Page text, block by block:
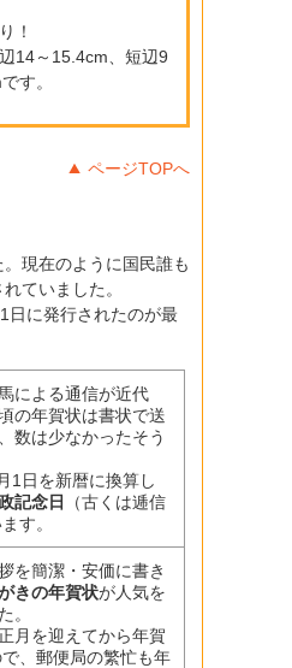
！
14～15.4cm、短辺9
す。
ページTOPへ
現在のように国民誰も
ていました。
日に発行されたのが最
による通信が近代
の年賀状は書状で送
数は少なかったそう
1日を新暦に換算し
記念日
（古くは逓信
す。
を簡潔・安価に書き
きの年賀状が人気を
。
月を迎えてから年賀
、郵便局の繁忙も年